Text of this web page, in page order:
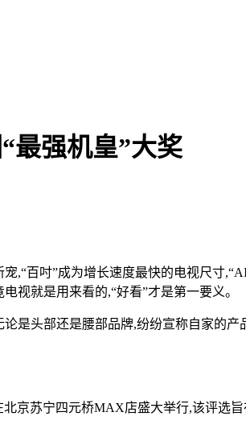
最强机皇”大奖
,“百吋”成为增长速度最快的电视尺寸
视就是用来看的,“好看”才是第一要义。
是头部还是腰部品牌,纷纷宣称自家的
京苏宁四元桥MAX店盛大举行,该评选